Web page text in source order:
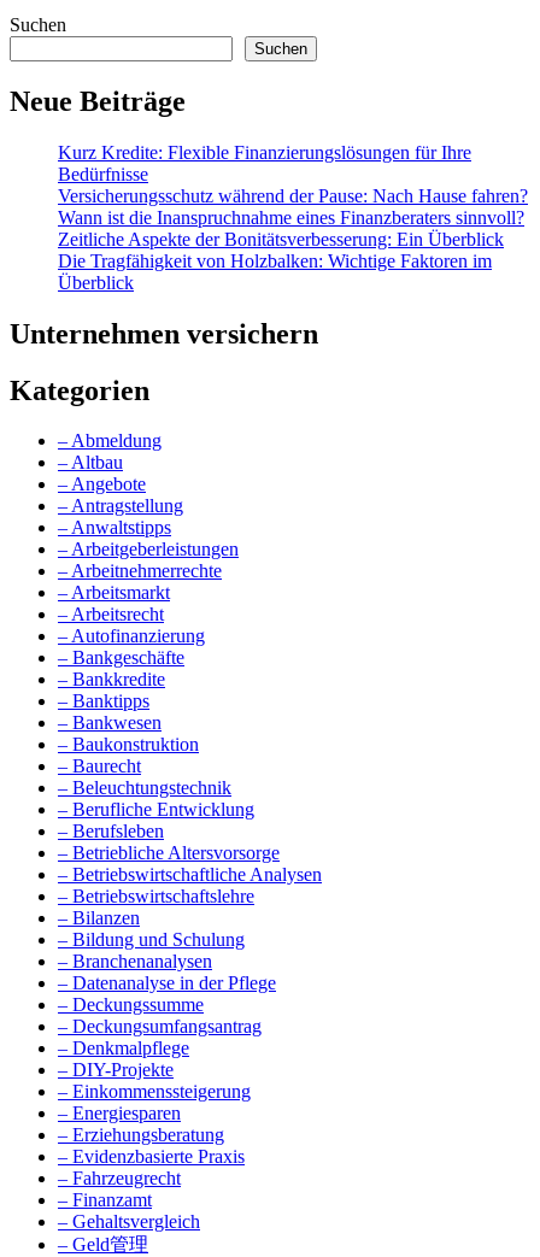
Suchen
Suchen
Neue Beiträge
Kurz Kredite: Flexible Finanzierungslösungen für Ihre
Bedürfnisse
Versicherungsschutz während der Pause: Nach Hause fahren?
Wann ist die Inanspruchnahme eines Finanzberaters sinnvoll?
Zeitliche Aspekte der Bonitätsverbesserung: Ein Überblick
Die Tragfähigkeit von Holzbalken: Wichtige Faktoren im
Überblick
Unternehmen versichern
Kategorien
– Abmeldung
– Altbau
– Angebote
– Antragstellung
– Anwaltstipps
– Arbeitgeberleistungen
– Arbeitnehmerrechte
– Arbeitsmarkt
– Arbeitsrecht
– Autofinanzierung
– Bankgeschäfte
– Bankkredite
– Banktipps
– Bankwesen
– Baukonstruktion
– Baurecht
– Beleuchtungstechnik
– Berufliche Entwicklung
– Berufsleben
– Betriebliche Altersvorsorge
– Betriebswirtschaftliche Analysen
– Betriebswirtschaftslehre
– Bilanzen
– Bildung und Schulung
– Branchenanalysen
– Datenanalyse in der Pflege
– Deckungssumme
– Deckungsumfangsantrag
– Denkmalpflege
– DIY-Projekte
– Einkommenssteigerung
– Energiesparen
– Erziehungsberatung
– Evidenzbasierte Praxis
– Fahrzeugrecht
– Finanzamt
– Gehaltsvergleich
– Geld管理